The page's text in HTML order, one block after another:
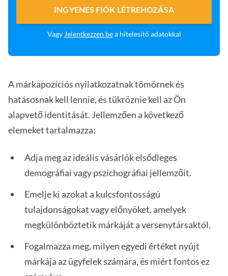
INGYENES FIÓK LÉTREHOZÁSA
VagyJelentkezzen bea hitelesítő adatokkal
A márkapozíciós nyilatkozatnak tömörnek és
hatásosnak kell lennie, és tükröznie kell az Ön
alapvető identitását. Jellemzően a következő
elemeket tartalmazza:
Adja meg az ideális vásárlók elsődleges
demográfiai vagy pszichográfiai jellemzőit.
Emelje ki azokat a kulcsfontosságú
tulajdonságokat vagy előnyöket, amelyek
megkülönböztetik márkáját a versenytársaktól.
Fogalmazza meg, milyen egyedi értéket nyújt
márkája az ügyfelek számára, és miért fontos ez